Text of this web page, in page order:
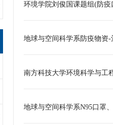
环境学院刘俊国课题组(防
地球与空间科学系防疫物资
南方科技大学环境科学与工
地球与空间科学系N95口罩